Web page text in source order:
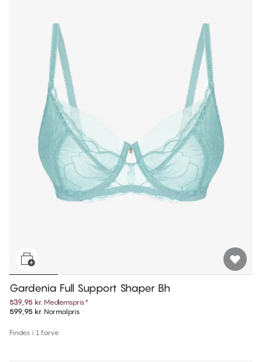
Gardenia Full Support Shaper Bh
539,95 kr. Medlemspris*
599,95 kr. Normalpris
Findes i 1 farve